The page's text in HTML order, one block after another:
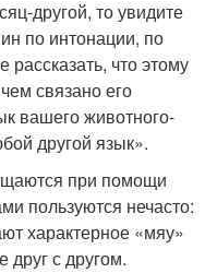
другой, то увидите
по интонации, по
что этому
связано его
вашего животного-
другой язык».
при помощи
пользуются нечасто:
характерное «мяу»
друг с другом.